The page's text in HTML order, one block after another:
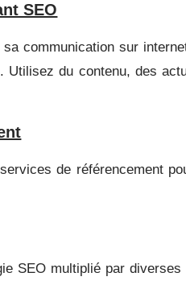
SEO
communication sur
du contenu, des
de référencement
SEO multiplié par